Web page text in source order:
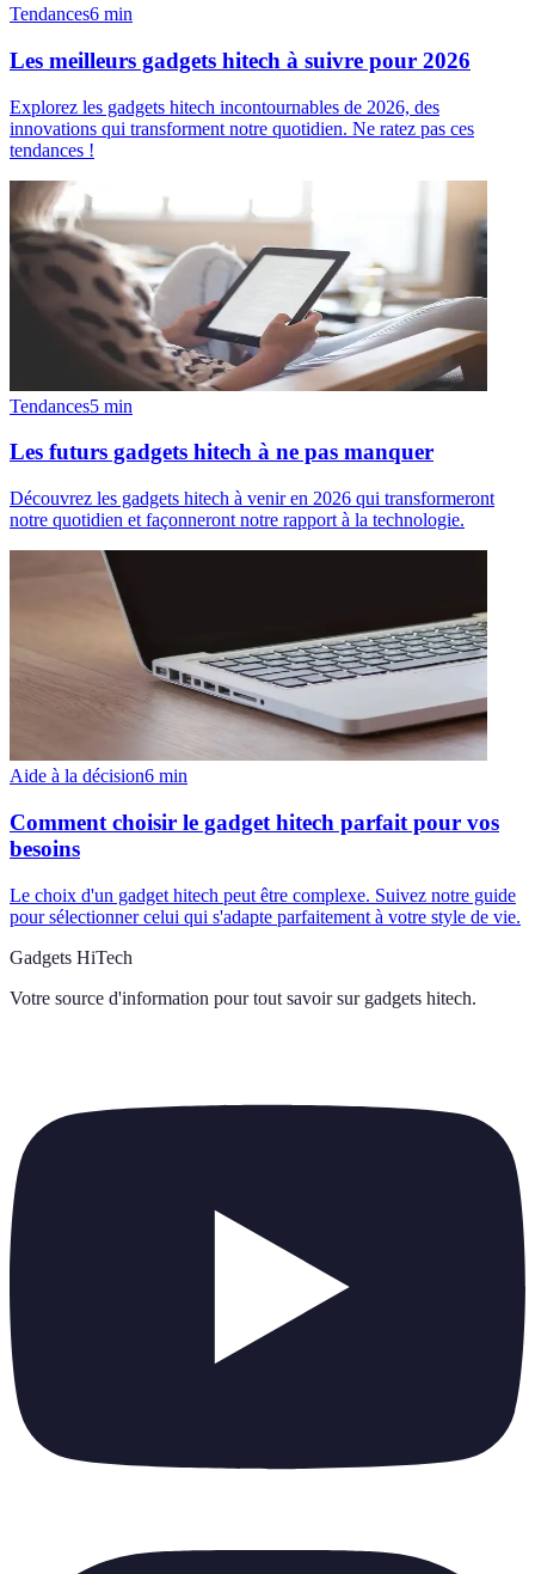
Tendances6 min
Les meilleurs gadgets hitech à suivre pour 2026
Explorez les gadgets hitech incontournables de 2026, des
innovations qui transforment notre quotidien. Ne ratez pas ces
tendances !
Tendances5 min
Les futurs gadgets hitech à ne pas manquer
Découvrez les gadgets hitech à venir en 2026 qui transformeront
notre quotidien et façonneront notre rapport à la technologie.
Aide à la décision6 min
Comment choisir le gadget hitech parfait pour vos
besoins
Le choix d'un gadget hitech peut être complexe. Suivez notre guide
pour sélectionner celui qui s'adapte parfaitement à votre style de vie.
Gadgets HiTech
Votre source d'information pour tout savoir sur gadgets hitech.